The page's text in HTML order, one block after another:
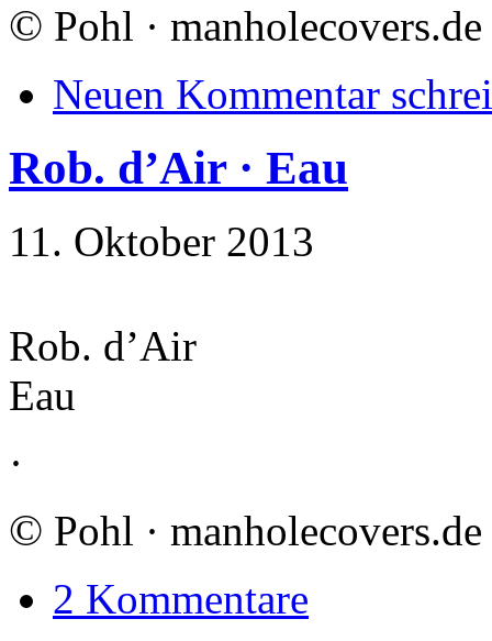
© Pohl · manholecovers.de
Neuen Kommentar
Rob. d’Air · Eau
11. Oktober 2013
Rob. d’Air
Eau
·
© Pohl · manholecovers.de
2 Kommentare